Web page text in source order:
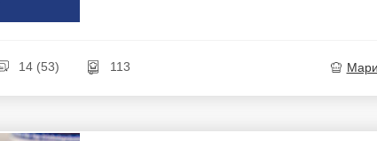
14 (53) 113